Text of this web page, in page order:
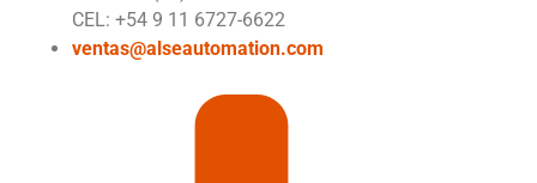
CEL: +54 9 11 6727-6622
ventas@alseautomation.com